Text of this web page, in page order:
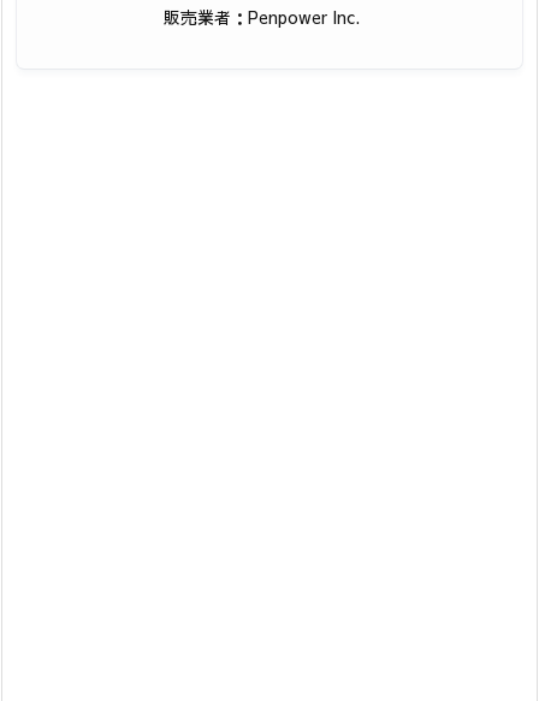
販売業者：Penpower Inc.